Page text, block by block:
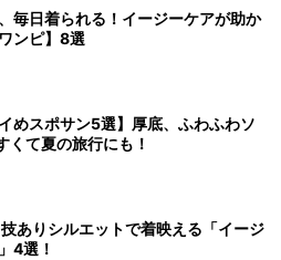
毎日着られる！イージーケアが助か
ンピ】8選
めスポサン5選】厚底、ふわふわソ
くて夏の旅行にも！
技ありシルエットで着映える「イージ
4選！